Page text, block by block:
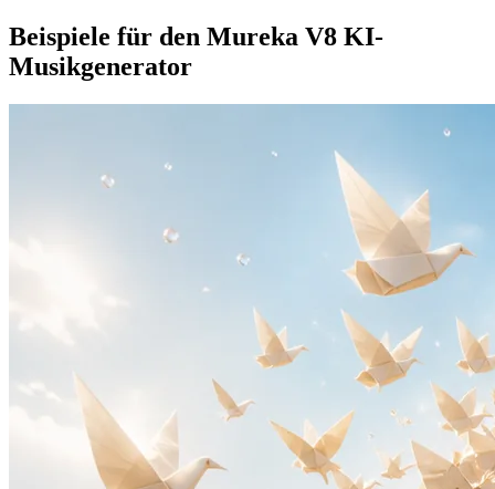
Beispiele für den Mureka V8 KI-
Musikgenerator